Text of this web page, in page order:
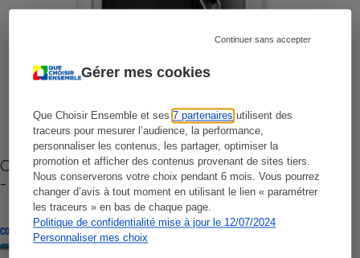
Gérer mes cookies
Que Choisir Ensemble et ses7 partenaires utilisent des
traceurs pour mesurer l’audience, la performance,
personnaliser les contenus, les partager, optimiser la
promotion et afficher des contenus provenant de sites tiers.
Nous conserverons votre choix pendant 6 mois. Vous pourrez
changer d’avis à tout moment en utilisant le lien « paramétrer
les traceurs » en bas de chaque page.
Politique de confidentialité mise à jour le 12/07/2024
Personnaliser mes choix
Continuer sans accepter
Cafetière à capsules zéro déchet CoffeeB (vidéo)
- Premières impressions
CONSEILS